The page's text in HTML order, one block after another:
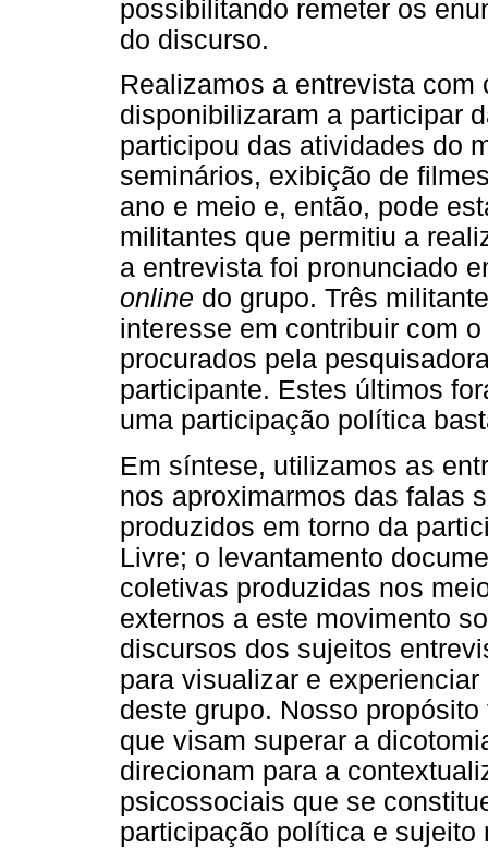
possibilitando remeter os
do discurso.
Realizamos a entrevista
disponibilizaram a participar
participou das atividades do
seminários, exibição de
ano e meio e, então, pode
militantes que permitiu a
a entrevista foi pronunciado
online do grupo. Três
interesse em contribuir com
procurados pela
participante. Estes últimos
uma participação política
Em síntese, utilizamos as
nos aproximarmos das falas
produzidos em torno da
Livre; o levantamento
coletivas produzidas nos
externos a este movimento
discursos dos sujeitos
para visualizar e
deste grupo. Nosso
que visam superar a
direcionam para a
psicossociais que se
participação política e sujeito